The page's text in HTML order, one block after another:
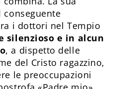
conseguente
i dottori nel Tempio
silenzioso e in alcun
, a dispetto delle
del Cristo ragazzino,
le preoccupazioni